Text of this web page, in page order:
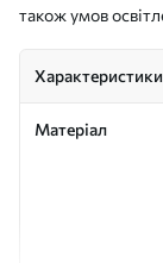
також умов
Характеристики
Матеріал